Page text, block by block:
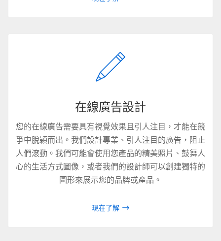
在線廣告設計
您的在線廣告需要具有視覺效果且引人注目，才能在競
爭中脫穎而出。我們設計專業、引人注目的廣告，阻止
人們滾動。我們可能會使用您產品的精美照片、鼓舞人
心的生活方式圖像，或者我們的設計師可以創建獨特的
圖形來展示您的品牌或產品。
現在了解